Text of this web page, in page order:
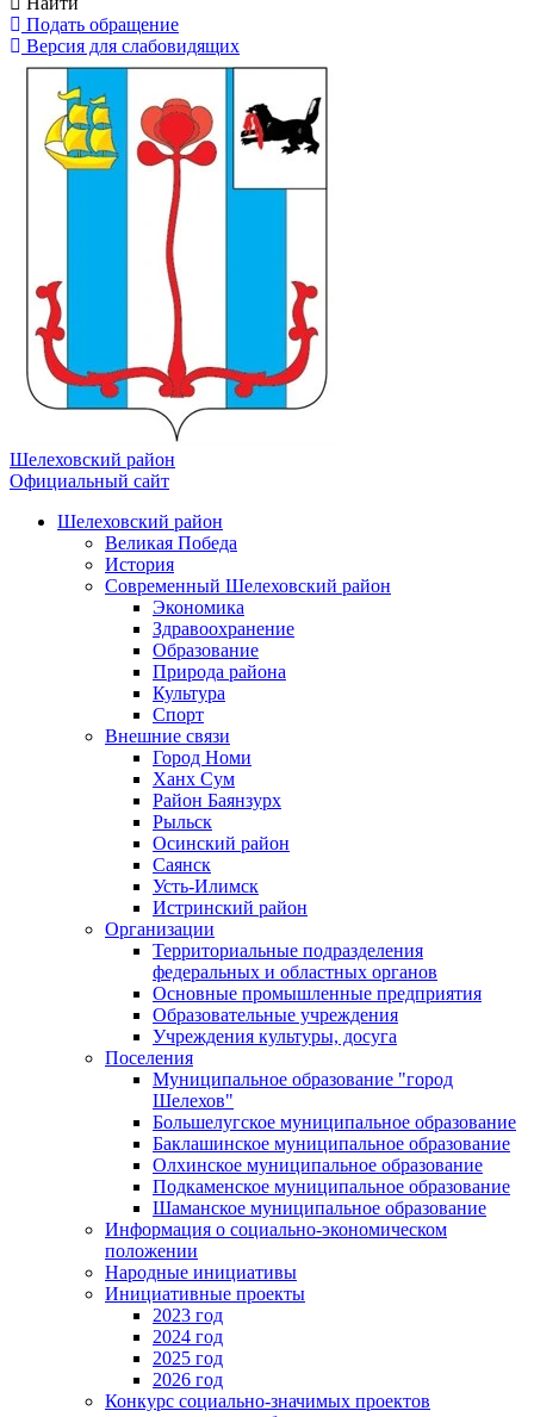
Подать обращение
Версия для слабовидящих
Шелеховский район
Официальный сайт
Шелеховский район
Великая Победа
История
Современный Шелеховский район
Экономика
Здравоохранение
Образование
Природа района
Культура
Спорт
Внешние связи
Город Номи
Ханх Сум
Район Баянзурх
Рыльск
Осинский район
Саянск
Усть-Илимск
Истринский район
Организации
Территориальные подразделения
федеральных и областных органов
Основные промышленные предприятия
Образовательные учреждения
Учреждения культуры, досуга
Поселения
Муниципальное образование "город
Шелехов"
Большелугское муниципальное образование
Баклашинское муниципальное образование
Олхинское муниципальное образование
Подкаменское муниципальное образование
Шаманское муниципальное образование
Информация о социально-экономическом
положении
Народные инициативы
Инициативные проекты
2023 год
2024 год
2025 год
2026 год
Конкурс социально-значимых проектов